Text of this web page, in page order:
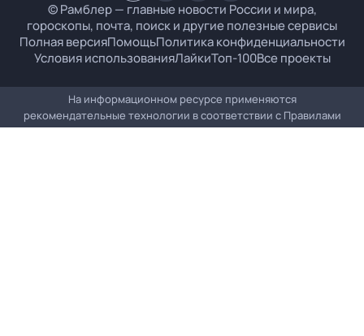
© Рамблер — главные новости России и мира,
гороскопы, почта, поиск и другие полезные сервисы
Полная версияПомощьПолитика конфиденциальности
Условия использованияЛайкиТоп-100Все проекты
На информационном ресурсе применяются
рекомендательные технологии в соответствии с Правилами